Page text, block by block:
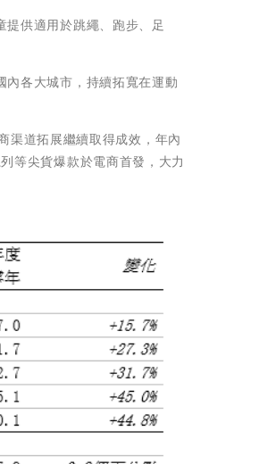
供適用於跳繩、跑步、足
各大城市，持續拓寬在運動
道拓展繼續取得成效，年內
等尖貨爆款於電商首發，大力